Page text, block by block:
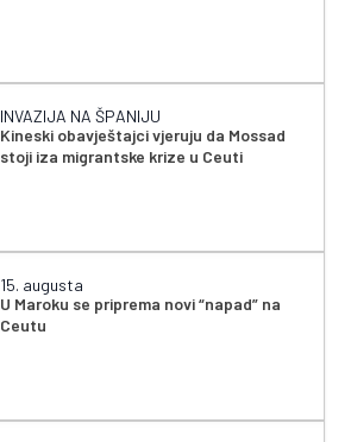
INVAZIJA NA ŠPANIJU
Kineski obavještajci vjeruju da Mossad
stoji iza migrantske krize u Ceuti
15. augusta
U Maroku se priprema novi “napad” na
Ceutu